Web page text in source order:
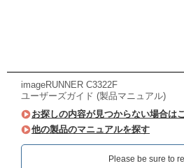
imageRUNNER C3322F
ユーザーズガイド (製品マニュアル)
お探しの内容が見つからない場合は
他の製品のマニュアルを探す
Please be sure to